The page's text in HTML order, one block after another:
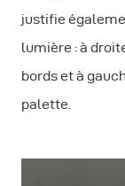
justifie
lumière : à
bords et à
palette.